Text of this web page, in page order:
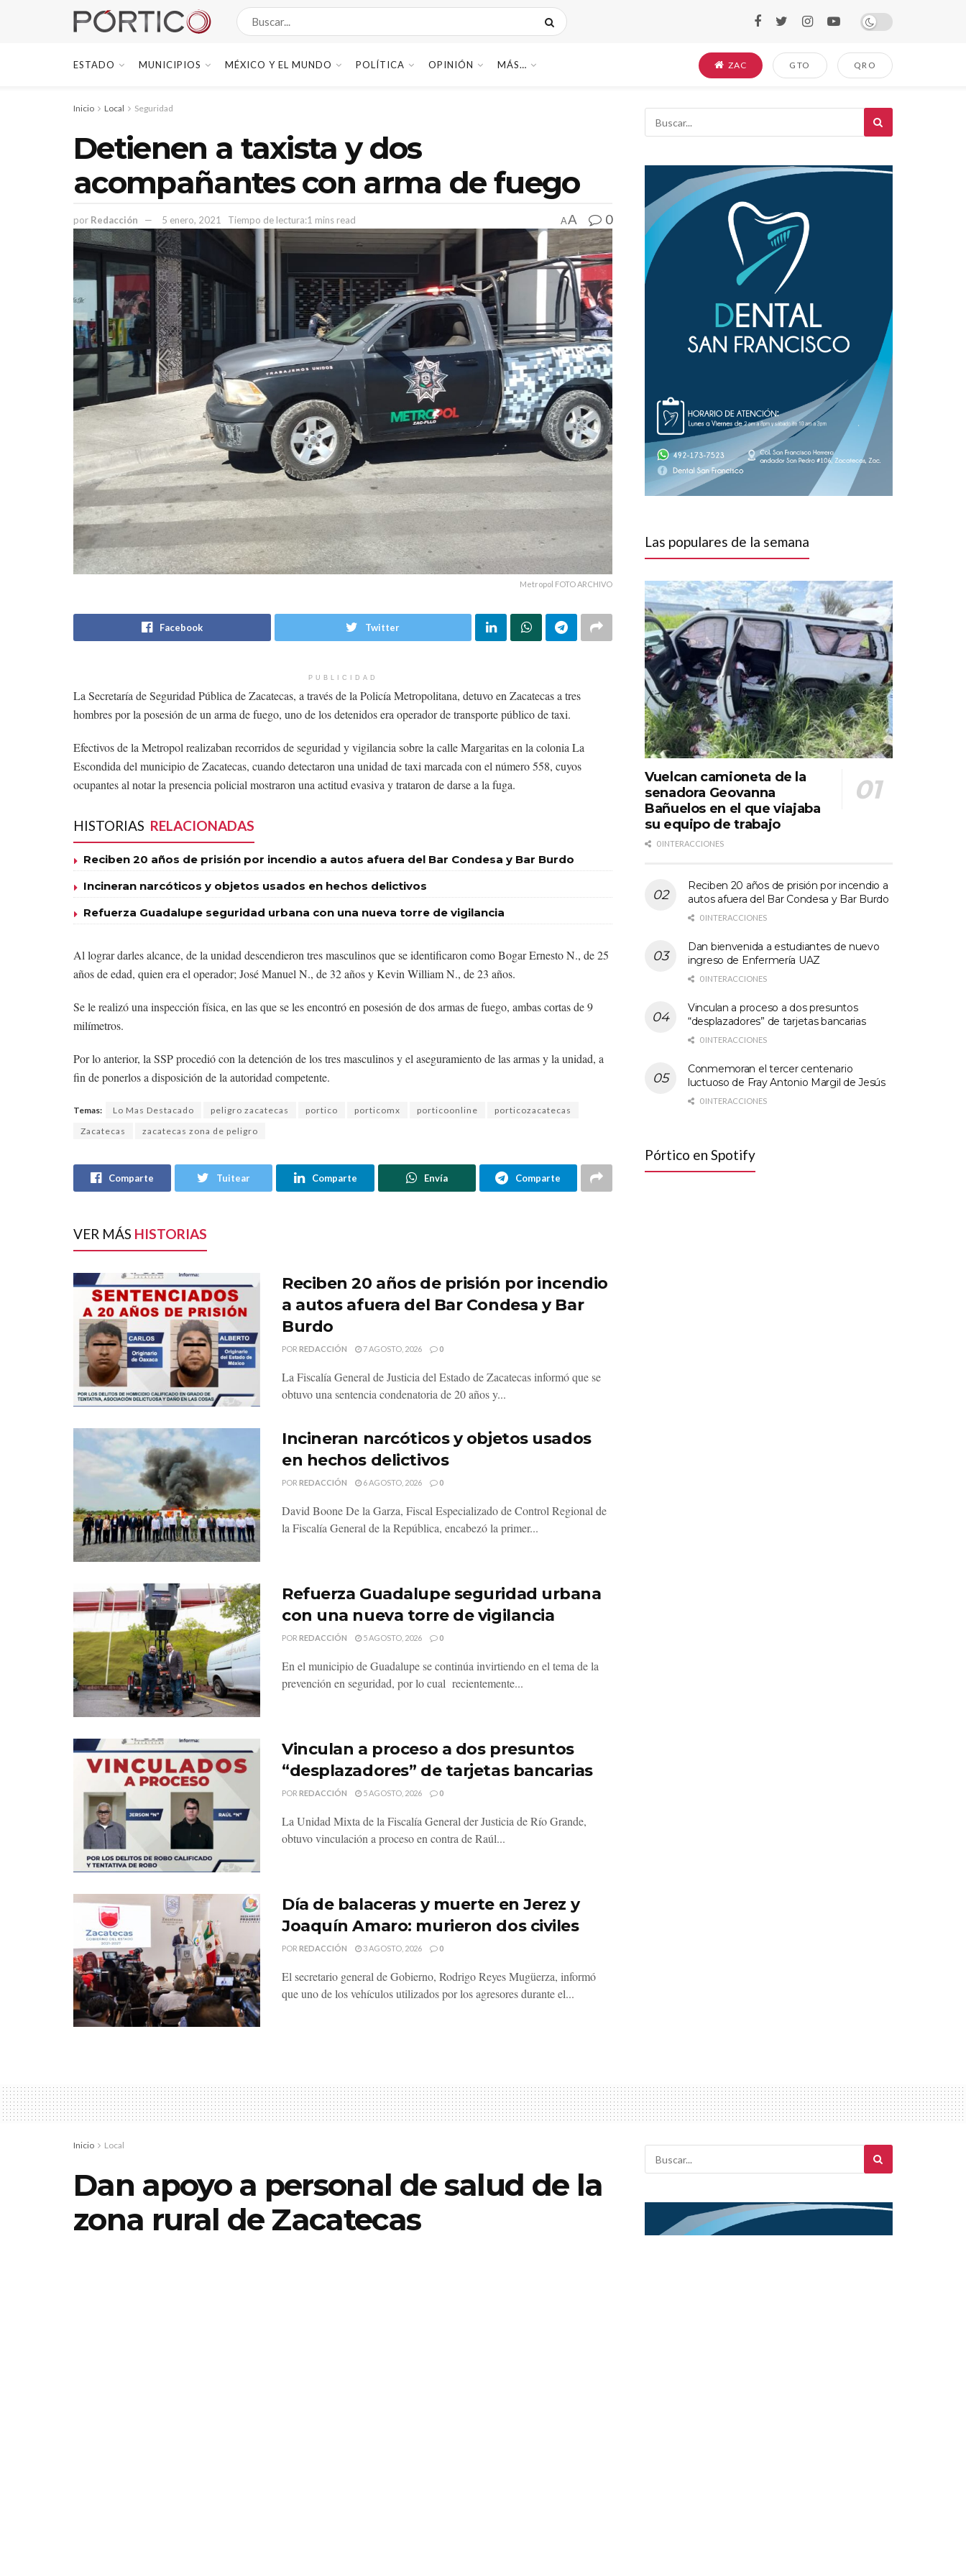
ESTADO MUNICIPIOS MÉXICO Y EL MUNDO POLÍTICA OPINIÓN MÁS… ZAC GTO QRO
Inicio Local Seguridad
Detienen a taxista y dos
acompañantes con arma de fuego
por Redacción 5 enero, 2021 Tiempo de lectura:1 mins read AA 0
Metropol FOTO ARCHIVO
Facebook Twitter
PUBLICIDAD
La Secretaría de Seguridad Pública de Zacatecas, a través de la Policía Metropolitana, detuvo en Zacatecas a tres
hombres por la posesión de un arma de fuego, uno de los detenidos era operador de transporte público de taxi.
Efectivos de la Metropol realizaban recorridos de seguridad y vigilancia sobre la calle Margaritas en la colonia La
Escondida del municipio de Zacatecas, cuando detectaron una unidad de taxi marcada con el número 558, cuyos
ocupantes al notar la presencia policial mostraron una actitud evasiva y trataron de darse a la fuga.
HISTORIAS RELACIONADAS
Reciben 20 años de prisión por incendio a autos afuera del Bar Condesa y Bar Burdo
Incineran narcóticos y objetos usados en hechos delictivos
Refuerza Guadalupe seguridad urbana con una nueva torre de vigilancia
Al lograr darles alcance, de la unidad descendieron tres masculinos que se identificaron como Bogar Ernesto N., de 25
años de edad, quien era el operador; José Manuel N., de 32 años y Kevin William N., de 23 años.
Se le realizó una inspección física, en las que se les encontró en posesión de dos armas de fuego, ambas cortas de 9
milímetros.
Por lo anterior, la SSP procedió con la detención de los tres masculinos y el aseguramiento de las armas y la unidad, a
fin de ponerlos a disposición de la autoridad competente.
Temas: Lo Mas Destacado peligro zacatecas portico porticomx porticoonline
porticozacatecas
Zacatecas
zacatecas zona de peligro
Comparte Tuitear Comparte Envía Comparte
VER MÁS HISTORIAS
Reciben 20 años de prisión por incendio
a autos afuera del Bar Condesa y Bar
Burdo
POR REDACCIÓN 7 AGOSTO, 2026 0
La Fiscalía General de Justicia del Estado de Zacatecas informó que se
obtuvo una sentencia condenatoria de 20 años y...
Incineran narcóticos y objetos usados
en hechos delictivos
POR REDACCIÓN 6 AGOSTO, 2026 0
David Boone De la Garza, Fiscal Especializado de Control Regional de
la Fiscalía General de la República, encabezó la primer...
Refuerza Guadalupe seguridad urbana
con una nueva torre de vigilancia
POR REDACCIÓN 5 AGOSTO, 2026 0
En el municipio de Guadalupe se continúa invirtiendo en el tema de la
prevención en seguridad, por lo cual recientemente...
Vinculan a proceso a dos presuntos
“desplazadores” de tarjetas bancarias
POR REDACCIÓN 5 AGOSTO, 2026 0
La Unidad Mixta de la Fiscalía General der Justicia de Río Grande,
obtuvo vinculación a proceso en contra de Raúl...
Día de balaceras y muerte en Jerez y
Joaquín Amaro: murieron dos civiles
POR REDACCIÓN 3 AGOSTO, 2026 0
El secretario general de Gobierno, Rodrigo Reyes Mugüerza, informó
que uno de los vehículos utilizados por los agresores durante el...
Las populares de la semana
Vuelcan camioneta de la
senadora Geovanna
Bañuelos en el que viajaba
su equipo de trabajo
0 INTERACCIONES
Reciben 20 años de prisión por incendio a
autos afuera del Bar Condesa y Bar Burdo
0 INTERACCIONES
Dan bienvenida a estudiantes de nuevo
ingreso de Enfermería UAZ
0 INTERACCIONES
Vinculan a proceso a dos presuntos
“desplazadores” de tarjetas bancarias
0 INTERACCIONES
Conmemoran el tercer centenario
luctuoso de Fray Antonio Margil de Jesús
0 INTERACCIONES
Pórtico en Spotify
Inicio Local
Dan apoyo a personal de salud de la
zona rural de Zacatecas